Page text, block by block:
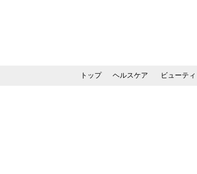
トップ ヘルスケア ビューティ